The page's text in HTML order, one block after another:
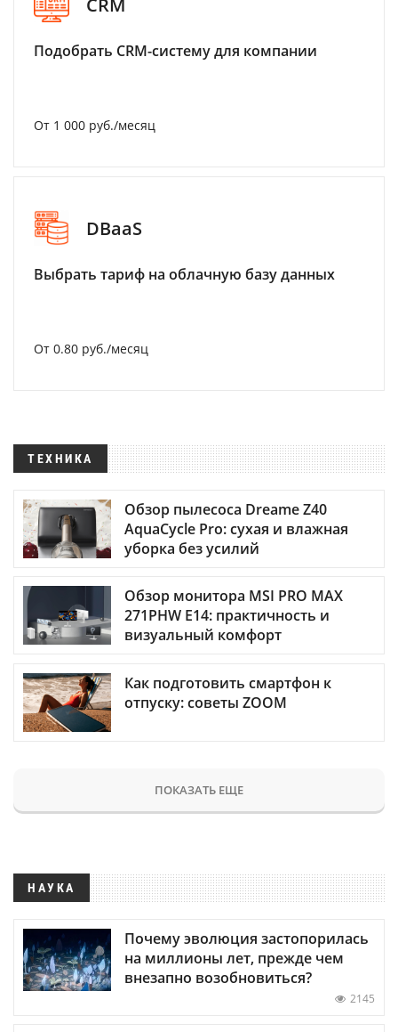
Подобрать CRM-систему для компании
От 1 000 руб./месяц
DBaaS
Выбрать тариф на облачную базу данных
От 0.80 руб./месяц
ТЕХНИКА
Обзор пылесоса Dreame Z40
AquaCycle Pro: сухая и влажная
уборка без усилий
Обзор монитора MSI PRO MAX
271PHW E14: практичность и
визуальный комфорт
Как подготовить смартфон к
отпуску: советы ZOOM
ПОКАЗАТЬ ЕЩЕ
НАУКА
Почему эволюция застопорилась
на миллионы лет, прежде чем
внезапно возобновиться?
2145